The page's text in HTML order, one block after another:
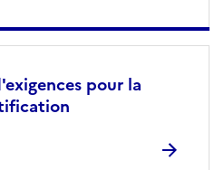
pour la